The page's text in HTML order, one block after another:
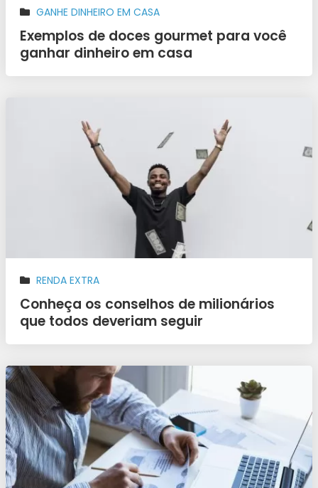
GANHE DINHEIRO EM CASA
Exemplos de doces gourmet para você
ganhar dinheiro em casa
RENDA EXTRA
Conheça os conselhos de milionários
que todos deveriam seguir